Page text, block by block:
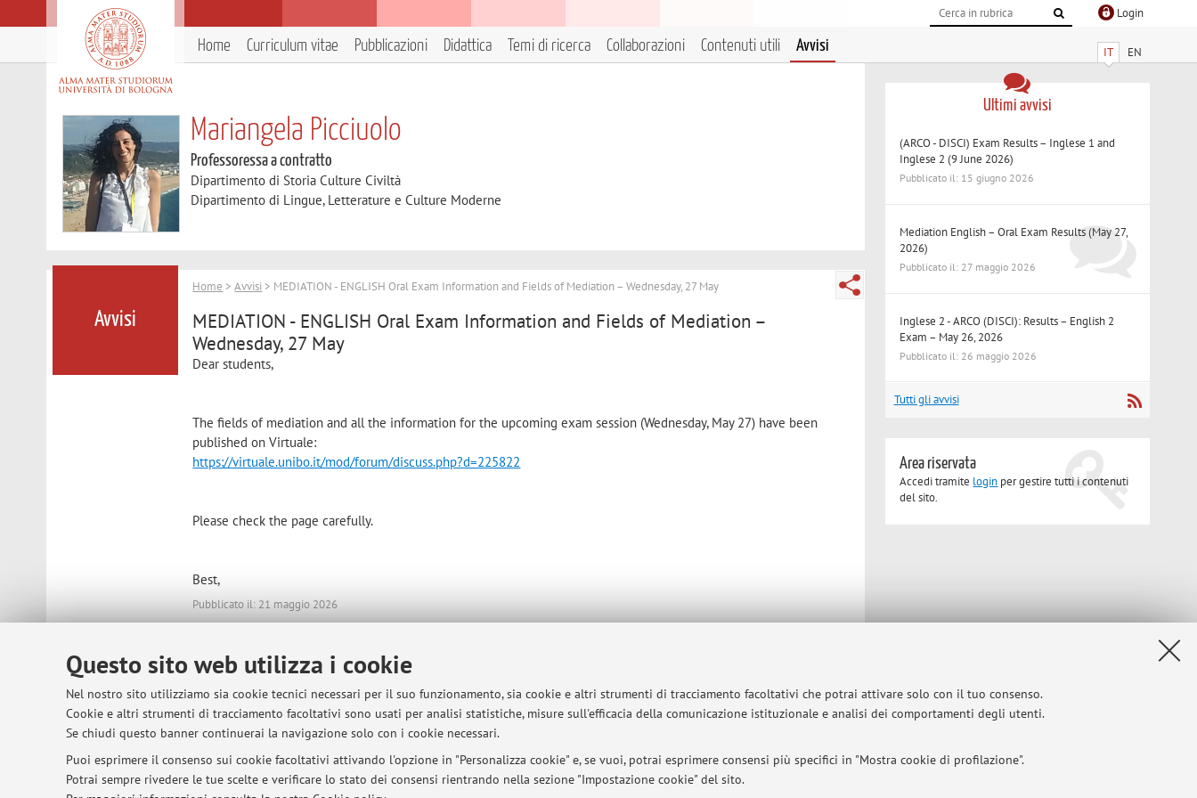
Questo sito web utilizza i cookie
Nel nostro sito utilizziamo sia cookie tecnici necessari per il suo funzionamento, sia cookie e altri strumenti di tracciamento facoltativi che potrai attivare solo con il tuo consenso.
Cookie e altri strumenti di tracciamento facoltativi sono usati per analisi statistiche, misure sull'efficacia della comunicazione istituzionale e analisi dei comportamenti degli utenti.
Se chiudi questo banner continuerai la navigazione solo con i cookie necessari.
Puoi esprimere il consenso sui cookie facoltativi attivando l'opzione in "Personalizza cookie" e, se vuoi, potrai esprimere consensi più specifici in "Mostra cookie di profilazione".
Potrai sempre rivedere le tue scelte e verificare lo stato dei consensi rientrando nella sezione "Impostazione cookie" del sito.
Login
IT EN
Home Curriculum vitae Pubblicazioni Didattica Temi di ricerca Collaborazioni Contenuti utili Avvisi
Mariangela Picciuolo
Professoressa a contratto
Dipartimento di Storia Culture Civiltà
Dipartimento di Lingue, Letterature e Culture Moderne
Avvisi
Home >Avvisi > MEDIATION - ENGLISH Oral Exam Information and Fields of Mediation – Wednesday, 27 May
MEDIATION - ENGLISH Oral Exam Information and Fields of Mediation –
Wednesday, 27 May
Dear students,
The fields of mediation and all the information for the upcoming exam session (Wednesday, May 27) have been
published on Virtuale:
https://virtuale.unibo.it/mod/forum/discuss.php?d=225822
Please check the page carefully.
Best,
Pubblicato il: 21 maggio 2026
Ultimi avvisi
(ARCO - DISCI) Exam Results – Inglese 1 and
Inglese 2 (9 June 2026)
Pubblicato il: 15 giugno 2026
Mediation English – Oral Exam Results (May 27,
2026)
Pubblicato il: 27 maggio 2026
Inglese 2 - ARCO (DISCI): Results – English 2
Exam – May 26, 2026
Pubblicato il: 26 maggio 2026
Tutti gli avvisi
Area riservata
Accedi tramite login per gestire tutti i contenuti
del sito.
© 2026 - ALMA MATER STUDIORUM - Università di Bologna - Via Zamboni, 33 - 40126 Bologna - Partita IVA: 01131710376 Privacy Note legali Impostazioni Cookie